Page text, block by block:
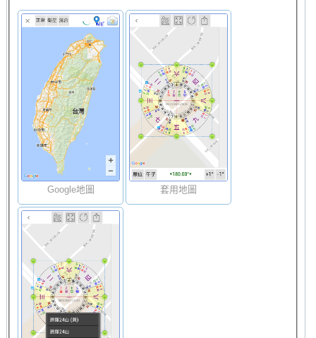
Google地圖 套用地圖